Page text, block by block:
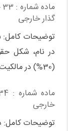
گذار خارجی
توضیحات کامل:
در نام، شکل
(30%) در مالکیت خود را به اطلاع هیئت برساند.
خارجی
توضیحات کامل: